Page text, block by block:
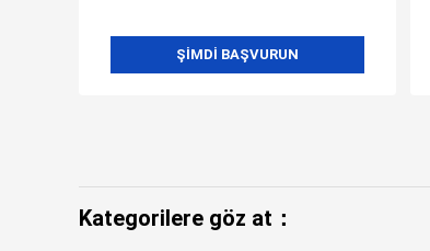
ŞIMDI BAŞVURUN
Kategorilere göz at：